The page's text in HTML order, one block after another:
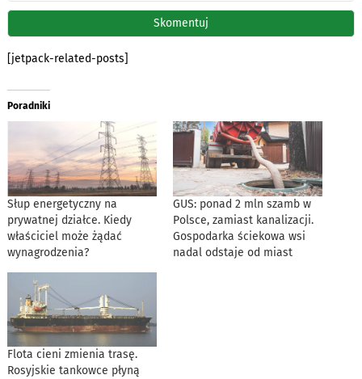
[jetpack-related-posts]
Poradniki
Słup energetyczny na
prywatnej działce. Kiedy
właściciel może żądać
wynagrodzenia?
GUS: ponad 2 mln szamb w
Polsce, zamiast kanalizacji.
Gospodarka ściekowa wsi
nadal odstaje od miast
Flota cieni zmienia trasę.
Rosyjskie tankowce płyną